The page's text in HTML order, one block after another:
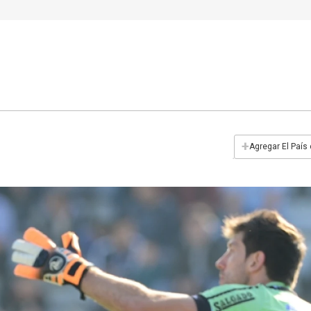
+Agregar El País